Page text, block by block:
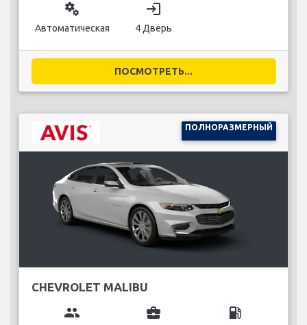
miscellaneous_services
Автоматическая
login
4 Дверь
ПОСМОТРЕТЬ...
ПОЛНОРАЗМЕРНЫЙ
CHEVROLET MALIBU
group business_center local_gas_station